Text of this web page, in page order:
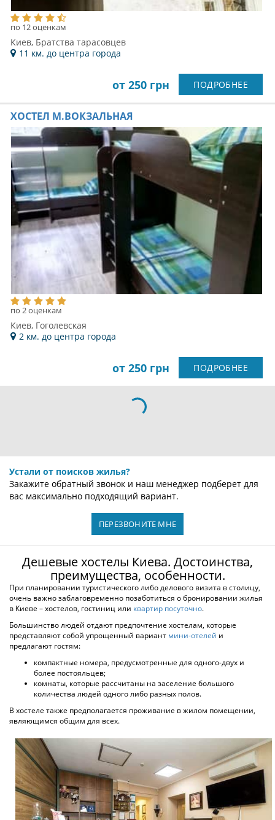
по 12 оценкам
Киев, Братства тарасовцев
11 км. до центра города
от 250 грн ПОДРОБНЕЕ
ХОСТЕЛ М.ВОКЗАЛЬНАЯ
по 2 оценкам
Киев, Гоголевская
2 км. до центра города
от 250 грн ПОДРОБНЕЕ
Киев, Дмитровская
от 250 грн
ХОСТЕЛ FREEDOM
по 15 оценкам
Киев, ул. Срибнокольская, 1
10 км. до центра города
от 250 грн ПОДРОБНЕЕ
Киев, Софиевская
392 м. до центра города
от 250 грн ПОДРОБНЕЕ
ХОСТЕЛ 777 МЕТРО ДВОРЕЦ УКРАИНЫ
по 12 оценкам